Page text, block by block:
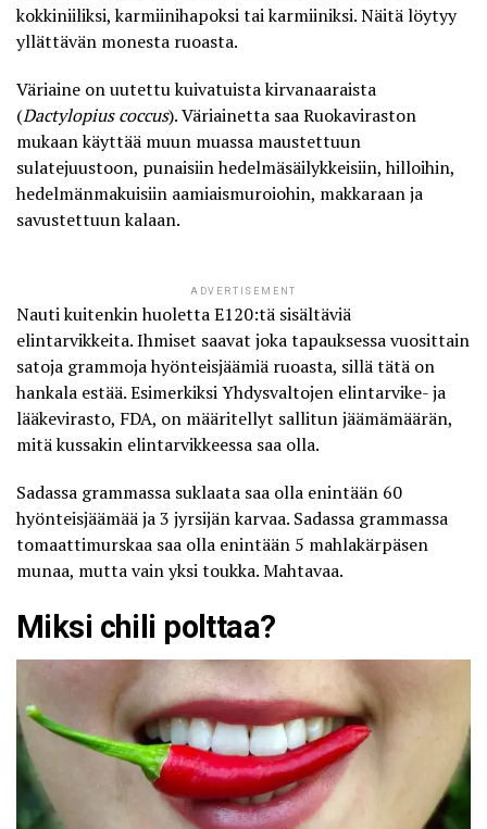
kokkiniiliksi, karmiinihapoksi tai karmiiniksi. Näitä löytyy
yllättävän monesta ruoasta.
Väriaine on uutettu kuivatuista kirvanaaraista
(Dactylopius coccus). Väriainetta saa Ruokaviraston
mukaan käyttää muun muassa maustettuun
sulatejuustoon, punaisiin hedelmäsäilykkeisiin, hilloihin,
hedelmänmakuisiin aamiaismuroiohin, makkaraan ja
savustettuun kalaan.
ADVERTISEMENT
Nauti kuitenkin huoletta E120:tä sisältäviä
elintarvikkeita. Ihmiset saavat joka tapauksessa vuosittain
satoja grammoja hyönteisjäämiä ruoasta, sillä tätä on
hankala estää. Esimerkiksi Yhdysvaltojen elintarvike- ja
lääkevirasto, FDA, on määritellyt sallitun jäämämäärän,
mitä kussakin elintarvikkeessa saa olla.
Sadassa grammassa suklaata saa olla enintään 60
hyönteisjäämää ja 3 jyrsijän karvaa. Sadassa grammassa
tomaattimurskaa saa olla enintään 5 mahlakärpäsen
munaa, mutta vain yksi toukka. Mahtavaa.
Miksi chili polttaa?